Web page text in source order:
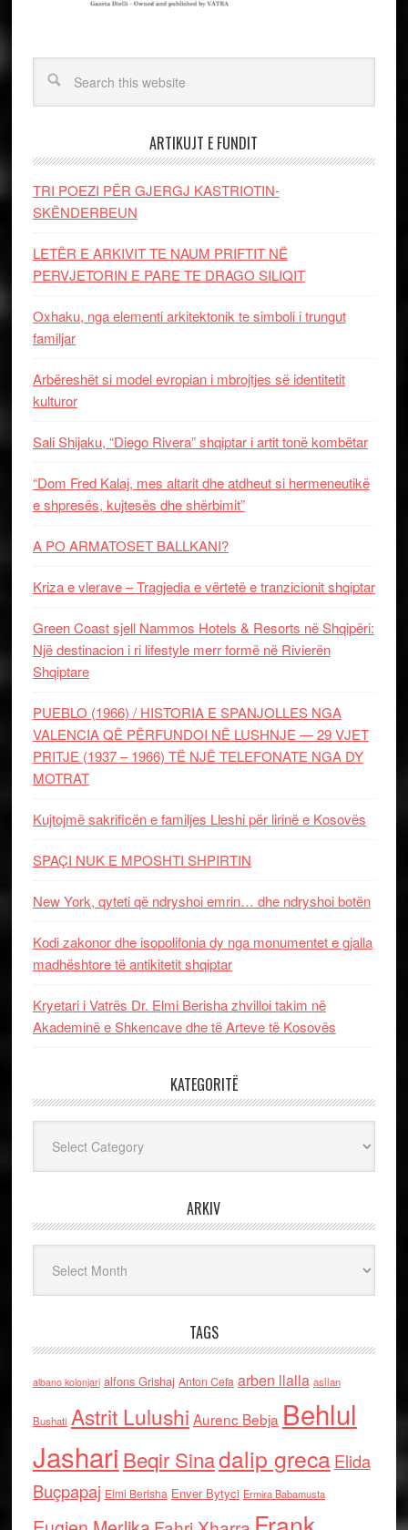
ARTIKUJT E FUNDIT
TRI POEZI PËR GJERGJ KASTRIOTIN-
SKËNDERBEUN
LETËR E ARKIVIT TE NAUM PRIFTIT NË
PERVJETORIN E PARE TE DRAGO SILIQIT
Oxhaku, nga elementi arkitektonik te simboli i trungut
familjar
Arbëreshët si model evropian i mbrojtjes së identitetit
kulturor
Sali Shijaku, “Diego Rivera” shqiptar i artit tonë kombëtar
“Dom Fred Kalaj, mes altarit dhe atdheut si hermeneutikë
e shpresës, kujtesës dhe shërbimit”
A PO ARMATOSET BALLKANI?
Kriza e vlerave – Tragjedia e vërtetë e tranzicionit shqiptar
Green Coast sjell Nammos Hotels & Resorts në Shqipëri:
Një destinacion i ri lifestyle merr formë në Rivierën
Shqiptare
PUEBLO (1966) / HISTORIA E SPANJOLLES NGA
VALENCIA QË PËRFUNDOI NË LUSHNJE — 29 VJET
PRITJE (1937 – 1966) TË NJË TELEFONATE NGA DY
MOTRAT
Kujtojmë sakrificën e familjes Lleshi për lirinë e Kosovës
SPAÇI NUK E MPOSHTI SHPIRTIN
New York, qyteti që ndryshoi emrin… dhe ndryshoi botën
Kodi zakonor dhe isopolifonia dy nga monumentet e gjalla
madhështore të antikitetit shqiptar
Kryetari i Vatrës Dr. Elmi Berisha zhvilloi takim në
Akademinë e Shkencave dhe të Arteve të Kosovës
KATEGORITË
ARKIV
TAGS
albano kolonjari alfons Grishaj Anton Cefa arben llalla asllan
Bushati Astrit Lulushi Aurenc Bebja Behlul
Jashari Beqir Sinadalip grecaElida
Buçpapaj Elmi Berisha Enver Bytyci Ermira Babamusta